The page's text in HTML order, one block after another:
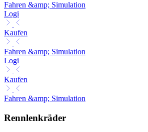
Fahren &amp; Simulation
Logi
Kaufen
Fahren &amp; Simulation
Logi
Kaufen
Fahren &amp; Simulation
Rennlenkräder